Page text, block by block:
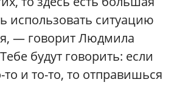
использовать ситуацию
— говорит Людмила
будут говорить: если
и то-то, то отправишься